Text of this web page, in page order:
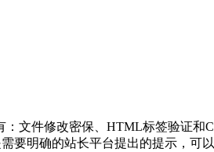
文件修改密保、HTML标签验证
明确的站长平台提出的提示，可